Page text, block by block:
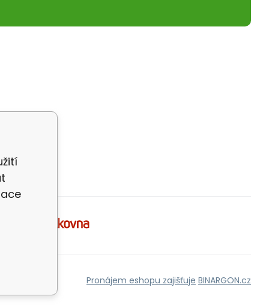
Pronájem eshopu zajišťuje BINARGON.cz